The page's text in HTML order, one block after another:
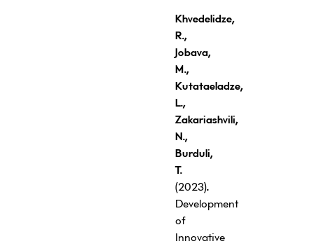
Khvedelidze,
R.,
Jobava,
M.,
Kutataeladze,
L.,
Zakariashvili,
N.,
Burduli,
T.
(2023).
Development
of
Innovative